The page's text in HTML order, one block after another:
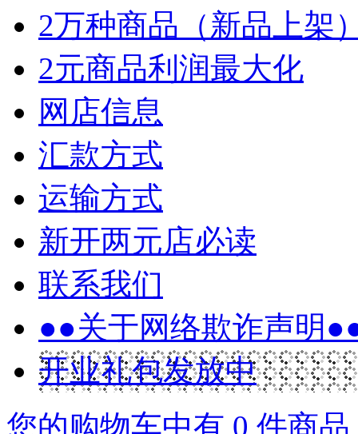
2万种商品（新品上架
2元商品利润最大化
网店信息
汇款方式
运输方式
新开两元店必读
联系我们
●●关于网络欺诈声明
开业礼包发放中
您的购物车中有 0 件商